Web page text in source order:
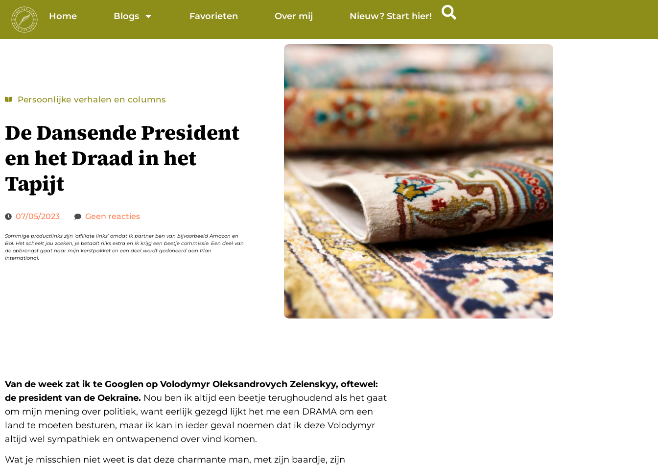
Home Blogs Favorieten Over mij Nieuw? Start hier!
Persoonlijke verhalen en columns
De Dansende President
en het Draad in het
Tapijt
07/05/2023 Geen reacties
Sommige productlinks zijn ‘affiliate links’ omdat ik partner ben van bijvoorbeeld Amazon en
Bol. Het scheelt jou zoeken, je betaalt niks extra en ik krijg een beetje commissie. Een deel van
de opbrengst gaat naar mijn kerstpakket en een deel wordt gedoneerd aan Plan
International.
Van de week zat ik te Googlen op Volodymyr Oleksandrovych Zelenskyy, oftewel:
de president van de Oekraïne. Nou ben ik altijd een beetje terughoudend als het gaat
om mijn mening over politiek, want eerlijk gezegd lijkt het me een DRAMA om een
land te moeten besturen, maar ik kan in ieder geval noemen dat ik deze Volodymyr
altijd wel sympathiek en ontwapenend over vind komen.
Wat je misschien niet weet is dat deze charmante man, met zijn baardje, zijn